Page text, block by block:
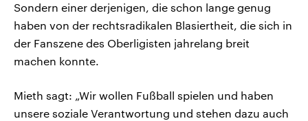
Sondern einer derjenigen, die schon lange genug
haben von der rechtsradikalen Blasiertheit, die sich in
der Fanszene des Oberligisten jahrelang breit
machen konnte.
Mieth sagt: „Wir wollen Fußball spielen und haben
unsere soziale Verantwortung und stehen dazu auch